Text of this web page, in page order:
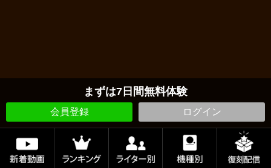
まずは7日間無料体験
会員登録 ログイン